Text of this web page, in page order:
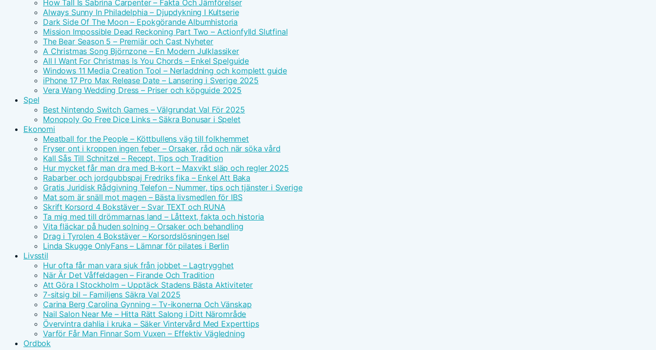
How Tall Is Sabrina Carpenter – Fakta Och Jämförelser
Always Sunny In Philadelphia – Djupdykning I Kultserie
Dark Side Of The Moon – Epokgörande Albumhistoria
Mission Impossible Dead Reckoning Part Two – Actionfylld Slutfinal
The Bear Season 5 – Premiär och Cast Nyheter
A Christmas Song Björnzone – En Modern Julklassiker
All I Want For Christmas Is You Chords – Enkel Spelguide
Windows 11 Media Creation Tool – Nerladdning och komplett guide
iPhone 17 Pro Max Release Date – Lansering i Sverige 2025
Vera Wang Wedding Dress – Priser och köpguide 2025
Spel
Best Nintendo Switch Games – Välgrundat Val För 2025
Monopoly Go Free Dice Links – Säkra Bonusar i Spelet
Ekonomi
Meatball for the People – Köttbullens väg till folkhemmet
Fryser ont i kroppen ingen feber – Orsaker, råd och när söka vård
Kall Sås Till Schnitzel – Recept, Tips och Tradition
Hur mycket får man dra med B-kort – Maxvikt släp och regler 2025
Rabarber och jordgubbspaj Fredriks fika – Enkel Att Baka
Gratis Juridisk Rådgivning Telefon – Nummer, tips och tjänster i Sverige
Mat som är snäll mot magen – Bästa livsmedlen för IBS
Skrift Korsord 4 Bokstäver – Svar TEXT och RUNA
Ta mig med till drömmarnas land – Låttext, fakta och historia
Vita fläckar på huden solning – Orsaker och behandling
Drag i Tyrolen 4 Bokstäver – Korsordslösningen Isel
Linda Skugge OnlyFans – Lämnar för pilates i Berlin
Livsstil
Hur ofta får man vara sjuk från jobbet – Lagtrygghet
När Är Det Våffeldagen – Firande Och Tradition
Att Göra I Stockholm – Upptäck Stadens Bästa Aktiviteter
7-sitsig bil – Familjens Säkra Val 2025
Carina Berg Carolina Gynning – Tv-ikonerna Och Vänskap
Nail Salon Near Me – Hitta Rätt Salong i Ditt Närområde
Övervintra dahlia i kruka – Säker Vintervård Med Experttips
Varför Får Man Finnar Som Vuxen – Effektiv Vägledning
Ordbok